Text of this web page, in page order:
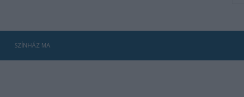
SZÍNHÁZ MA